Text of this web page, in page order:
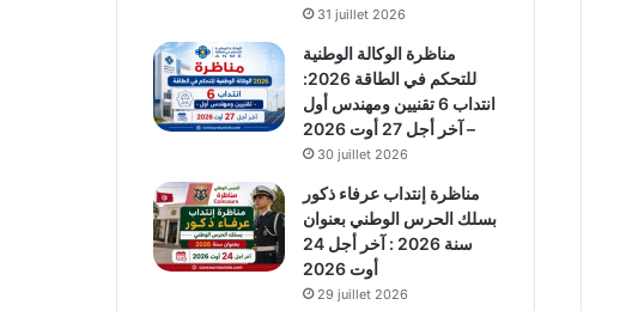
31 juillet 2026
مناظرة الوكالة الوطنية
للتحكم في الطاقة 2026:
انتداب 6 تقنيين ومهندس أول
– آخر أجل 27 أوت 2026
30 juillet 2026
مناظرة إنتداب عرفاء ذكور
بسلك الحرس الوطني بعنوان
سنة 2026 : آخر أجل 24
أوت 2026
29 juillet 2026